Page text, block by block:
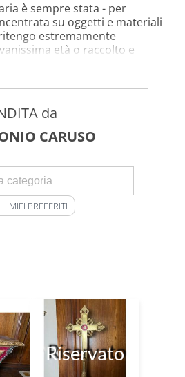
è sempre stata - per
su oggetti e materiali
estremamente
età o raccolto e
sacro, del quale ho
da
CARUSO
I MIEI PREFERITI
Riservato